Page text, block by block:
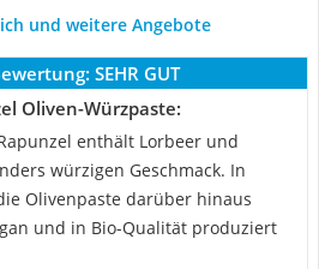
und weitere Angebote
SEHR GUT
Oliven-Würzpaste:
enthält Lorbeer und
würzigen Geschmack. In
Olivenpaste darüber hinaus
und in Bio-Qualität produziert